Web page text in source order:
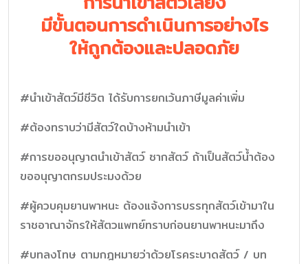
มีขั้นตอนการดำเนินการอย่างไร
ให้ถูกต้องและปลอดภัย
#นำเข้าสัตว์มีชีวิต ได้รับการยกเว้นภาษีมูลค่าเพิ่ม
#ต้องทราบว่ามีสัตว์ใดบ้างห้ามนำเข้า
#การขออนุญาตนำเข้าสัตว์ ซากสัตว์ ถ้าเป็นสัตว์น้ำต้อง
ขออนุญาตกรมประมงด้วย
#ผู้ควบคุมยานพาหนะ ต้องแจ้งการบรรทุกสัตว์เข้ามาใน
ราชอาณาจักรให้สัตวแพทย์ทราบก่อนยานพาหนะมาถึง
#บทลงโทษ ตามกฎหมายว่าด้วยโรคระบาดสัตว์ / บท